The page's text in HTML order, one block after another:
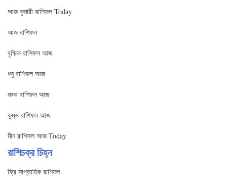
আজ কুমারী রাশিফল Today
আজ রাশিফল
বৃশ্চিক রাশিফল আজ
ধনু রাশিফল আজ
মকর রাশিফল আজ
কুম্ভ রাশিফল আজ
মীন রাশিফল আজ Today
রাশিচক্র চিহ্ন
ফ্রি সাপ্তাহিক রাশিফল